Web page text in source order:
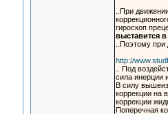
..При
гироскоп
выставится
..Поэтому
http://
.. Под
сила инерции
В силу
коррекции на
коррекции
Поперечная